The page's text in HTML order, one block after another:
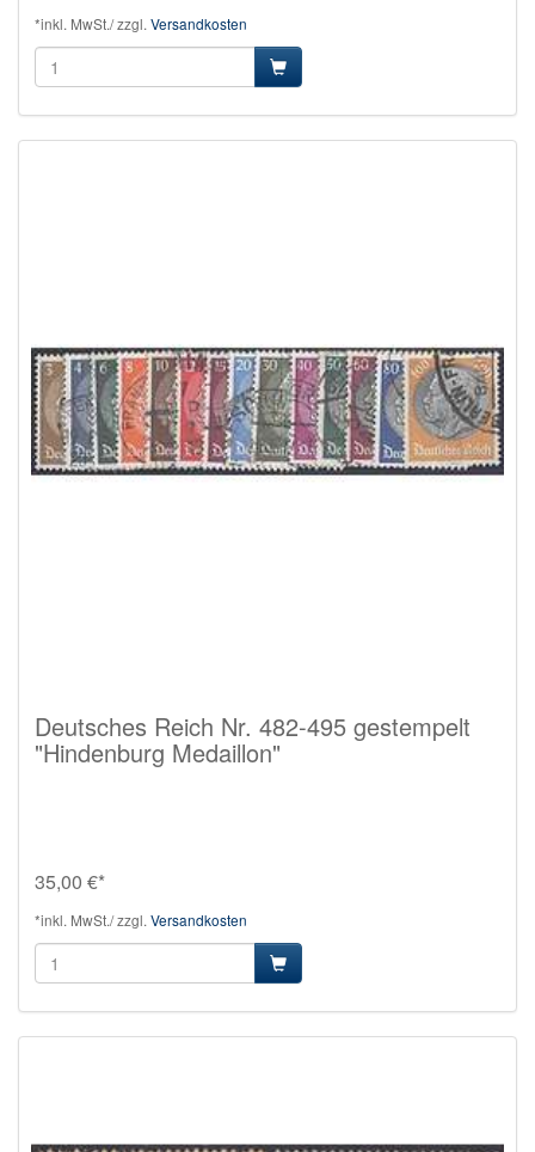
*inkl. MwSt./ zzgl. Versandkosten
Deutsches Reich Nr. 482-495 gestempelt
"Hindenburg Medaillon"
35,00 €*
*inkl. MwSt./ zzgl. Versandkosten